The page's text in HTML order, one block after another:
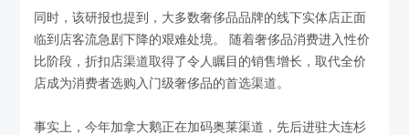
同时，该研报也提到，大多数奢侈品品牌的线下实体店正面
临到店客流急剧下降的艰难处境。 随着奢侈品消费进入性价
比阶段，折扣店渠道取得了令人瞩目的销售增长，取代全价
店成为消费者选购入门级奢侈品的首选渠道。
事实上，今年加拿大鹅正在加码奥莱渠道，先后进驻大连杉